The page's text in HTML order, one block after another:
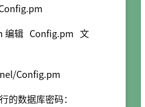
编辑 Config.pm 文
的数据库密码：